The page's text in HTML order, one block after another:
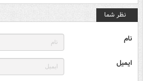
نظر شما
نام
ایمیل